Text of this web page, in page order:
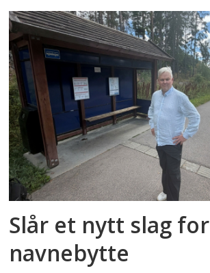
Slår et nytt slag for
navnebytte